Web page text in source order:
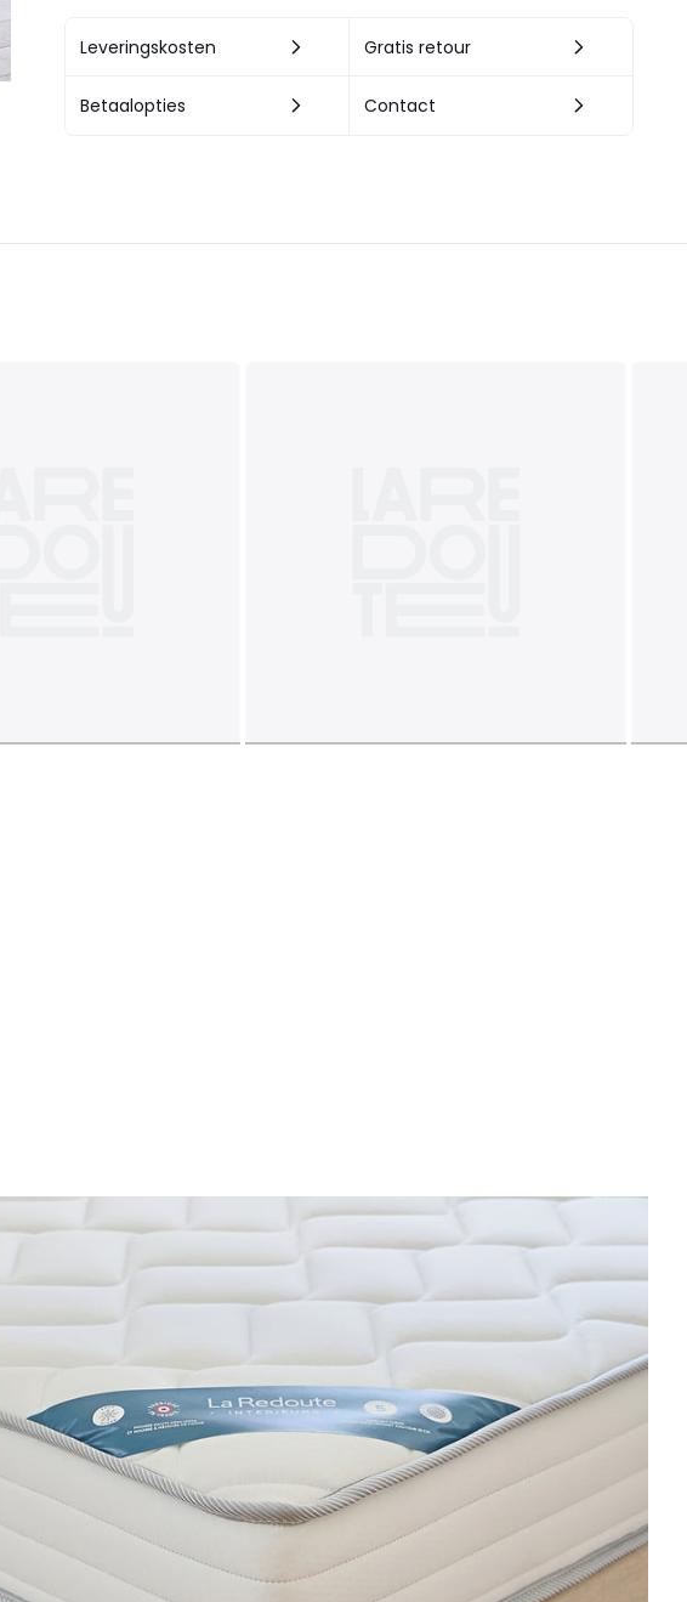
Leveringskosten Gratis retour
Betaalopties Contact